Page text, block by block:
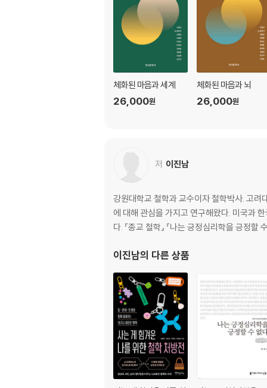
균형화된 나를 찾는다는 것
지의 극처와 타자, 세계관의 문제
관계적 사고와 도덕적 자아
격물치지를 통한 내외합일
자각의 지속성을 위한 성찰
5 ｜ 왕양명의 철학상담과 정감치유_박길수
적절한 정감의 동인으로서 즐거움
마음의 평형성의 감수 능력과 체험 방법
왕양명의 철학상담과 정감치유의 사례들
2부 서양철학
6 ｜ 스토아철학과 철학실천_이진남
들어가는 말
기존의 스토아철학 활용과 문제점
스토아철학의 핵심 사상
철학실천에 적용할 수 있는 스토아철학의 요소들
나오는 말
7 ｜ 에피쿠로스 철학과 철학상담_허서연
현대인의 행복과 에피쿠로스 철학
에피쿠로스 철학에 대한 통속적 오해: 흄이 기
체화된 마음과 세계
26,000원
체화된 마음과 뇌
26,000원
저 이진남
강원대학교 철학과 교수이자 철학박사. 고
에 대해 관심을 가지고 연구해왔다. 미국과
다. 『종교 철학』 『나는 긍정심리학을 긍정할
이진남의 다른 상품